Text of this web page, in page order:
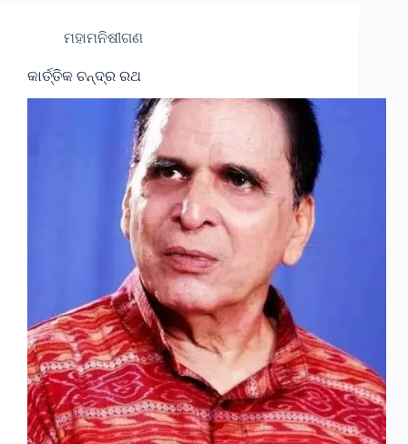
ମହାମନିଷୀଗଣ
କାର୍ତ୍ତିକ ଚନ୍ଦ୍ର ରଥ